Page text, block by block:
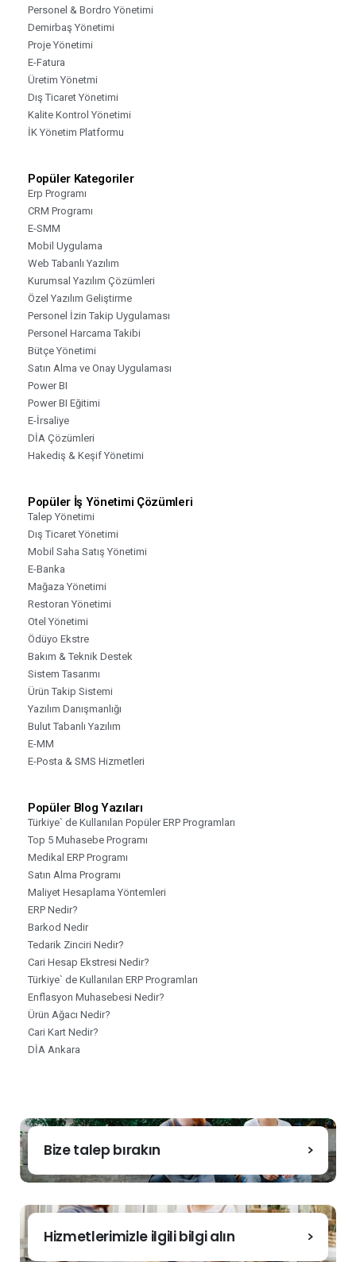
Personel & Bordro Yönetimi
Demirbaş Yönetimi
Proje Yönetimi
E-Fatura
Üretim Yönetmi
Dış Ticaret Yönetimi
Kalite Kontrol Yönetimi
İK Yönetim Platformu
Popüler Kategoriler
Erp Programı
CRM Programı
E-SMM
Mobil Uygulama
Web Tabanlı Yazılım
Kurumsal Yazılım Çözümleri
Özel Yazılım Geliştirme
Personel İzin Takip Uygulaması
Personel Harcama Takibi
Bütçe Yönetimi
Satın Alma ve Onay Uygulaması
Power BI
Power BI Eğitimi
E-İrsaliye
DİA Çözümleri
Hakediş & Keşif Yönetimi
Popüler İş Yönetimi Çözümleri
Talep Yönetimi
Dış Ticaret Yönetimi
Mobil Saha Satış Yönetimi
E-Banka
Mağaza Yönetimi
Restoran Yönetimi
Otel Yönetimi
Ödüyo Ekstre
Bakım & Teknik Destek
Sistem Tasarımı
Ürün Takip Sistemi
Yazılım Danışmanlığı
Bulut Tabanlı Yazılım
E-MM
E-Posta & SMS Hizmetleri
Popüler Blog Yazıları
Türkiye` de Kullanılan Popüler ERP Programları
Top 5 Muhasebe Programı
Medikal ERP Programı
Satın Alma Programı
Maliyet Hesaplama Yöntemleri
ERP Nedir?
Barkod Nedir
Tedarik Zinciri Nedir?
Cari Hesap Ekstresi Nedir?
Türkiye` de Kullanılan ERP Programları
Enflasyon Muhasebesi Nedir?
Ürün Ağacı Nedir?
Cari Kart Nedir?
DİA Ankara
Bize talep bırakın
Hizmetlerimizle ilgili bilgi alın